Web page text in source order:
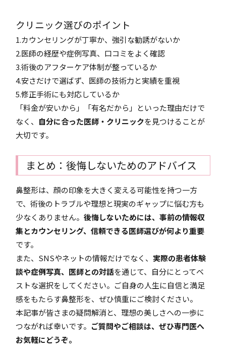
クリニック選びのポイント
1.カウンセリングが丁寧か、強引な勧誘がないか
2.医師の経歴や症例写真、口コミをよく確認
3.術後のアフターケア体制が整っているか
4.安さだけで選ばず、医師の技術力と実績を重視
5.修正手術にも対応しているか
「料金が安いから」「有名だから」といった理由だけで
なく、 自分に合った医師・クリニックを見つけることが
大切です。
まとめ：後悔しないためのアドバイス
鼻整形は、顔の印象を大きく変える可能性を持つ一方
で、術後のトラブルや理想と現実のギャップに悩む方も
少なくありません。後悔しないためには、事前の情報収
集とカウンセリング、信頼できる医師選びが何より重要
です。
また、SNSやネットの情報だけでなく、 実際の患者体験
談や症例写真、医師との対話を通じて、自分にとってベ
ストな選択をしてください。ご自身の人生に自信と満足
感をもたらす鼻整形を、ぜひ慎重にご検討ください。
本記事が皆さまの疑問解消と、理想の美しさへの一歩に
つながれば幸いです。 ご質問やご相談は、ぜひ専門医へ
お気軽にどうぞ。